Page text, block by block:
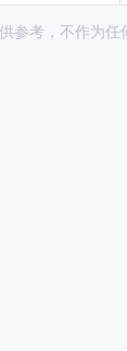
参考，不作为